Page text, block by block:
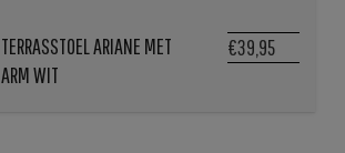
TERRASSTOEL ARIANE MET
ARM WIT
€39,95